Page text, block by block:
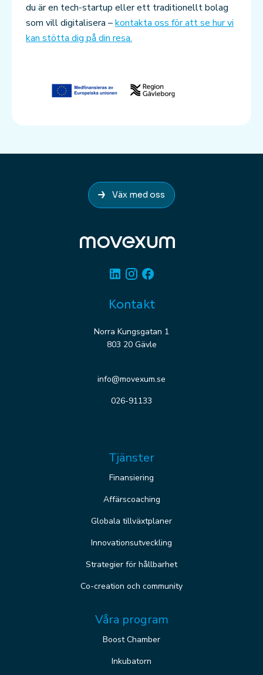
du är en tech-startup eller ett traditionellt bolag
som vill digitalisera –kontakta oss för att se hur vi
kan stötta dig på din resa.
Väx med oss
LinkedinInstagram
Kontakt
Norra Kungsgatan 1
803 20 Gävle
info@movexum.se
026-91133
Tjänster
Finansiering
Affärscoaching
Globala tillväxtplaner
Innovationsutveckling
Strategier för hållbarhet
Co-creation och community
Våra program
Boost Chamber
Inkubatorn